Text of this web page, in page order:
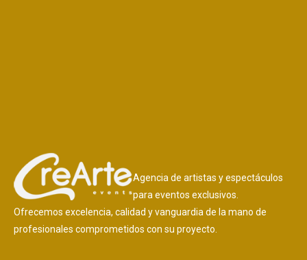
Agencia de artistas y espectáculos
para eventos exclusivos.
Ofrecemos excelencia, calidad y vanguardia de la mano de
profesionales comprometidos con su proyecto.